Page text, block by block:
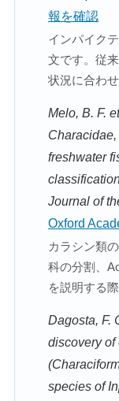
報を確認
インパイク
文です。従
状況に合わ
Melo, B. F.
freshwater
Journal of
Oxford
カラシン類
科の分割、
を説明する
Dagosta, F.
discovery of
species of